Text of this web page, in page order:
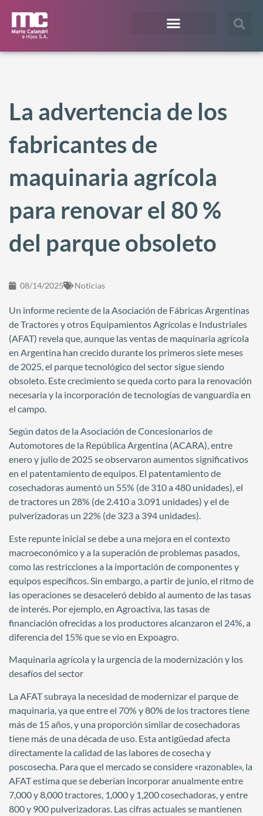
La advertencia de los
fabricantes de
maquinaria agrícola
para renovar el 80 %
del parque obsoleto
08/14/2025 Noticias
Un informe reciente de la Asociación de Fábricas Argentinas
de Tractores y otros Equipamientos Agrícolas e Industriales
(AFAT) revela que, aunque las ventas de maquinaria agrícola
en Argentina han crecido durante los primeros siete meses
de 2025, el parque tecnológico del sector sigue siendo
obsoleto. Este crecimiento se queda corto para la renovación
necesaria y la incorporación de tecnologías de vanguardia en
el campo.
Según datos de la Asociación de Concesionarios de
Automotores de la República Argentina (ACARA), entre
enero y julio de 2025 se observaron aumentos significativos
en el patentamiento de equipos. El patentamiento de
cosechadoras aumentó un 55% (de 310 a 480 unidades), el
de tractores un 28% (de 2.410 a 3.091 unidades) y el de
pulverizadoras un 22% (de 323 a 394 unidades).
Este repunte inicial se debe a una mejora en el contexto
macroeconómico y a la superación de problemas pasados,
como las restricciones a la importación de componentes y
equipos específicos. Sin embargo, a partir de junio, el ritmo de
las operaciones se desaceleró debido al aumento de las tasas
de interés. Por ejemplo, en Agroactiva, las tasas de
financiación ofrecidas a los productores alcanzaron el 24%, a
diferencia del 15% que se vio en Expoagro.
Maquinaria agrícola y la urgencia de la modernización y los
desafíos del sector
La AFAT subraya la necesidad de modernizar el parque de
maquinaria, ya que entre el 70% y 80% de los tractores tiene
más de 15 años, y una proporción similar de cosechadoras
tiene más de una década de uso. Esta antigüedad afecta
directamente la calidad de las labores de cosecha y
poscosecha. Para que el mercado se considere «razonable», la
AFAT estima que se deberían incorporar anualmente entre
7,000 y 8,000 tractores, 1,000 y 1,200 cosechadoras, y entre
800 y 900 pulverizadoras. Las cifras actuales se mantienen